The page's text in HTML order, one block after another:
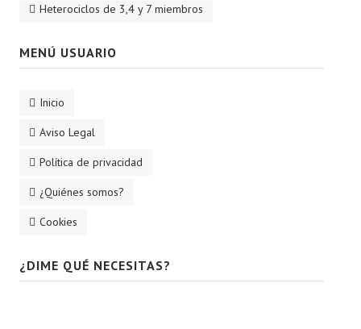
Heterociclos de 3,4 y 7 miembros
MENÚ USUARIO
Inicio
Aviso Legal
Política de privacidad
¿Quiénes somos?
Cookies
¿DIME QUÉ NECESITAS?